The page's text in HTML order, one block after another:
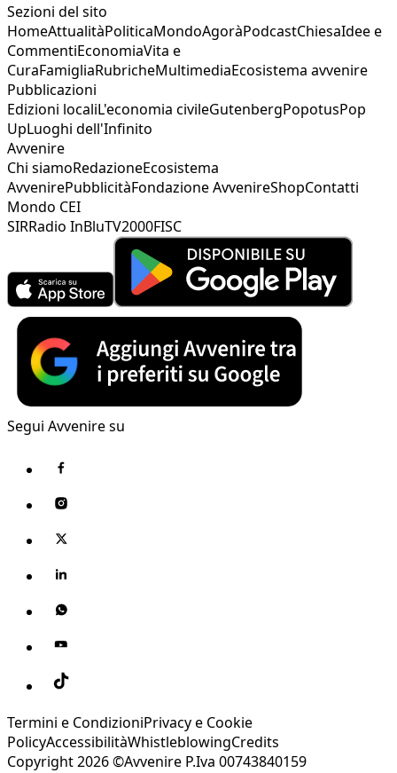
Sezioni del sito
HomeAttualitàPoliticaMondoAgoràPodcastChiesaIdee e
CommentiEconomiaVita e
CuraFamigliaRubricheMultimediaEcosistema avvenire
Pubblicazioni
Edizioni localiL'economia civileGutenbergPopotusPop
UpLuoghi dell'Infinito
Avvenire
Chi siamoRedazioneEcosistema
AvvenirePubblicitàFondazione AvvenireShopContatti
Mondo CEI
SIRRadio InBluTV2000FISC
Segui Avvenire su
Termini e CondizioniPrivacy e Cookie
PolicyAccessibilitàWhistleblowingCredits
Copyright 2026 ©Avvenire P.Iva 00743840159